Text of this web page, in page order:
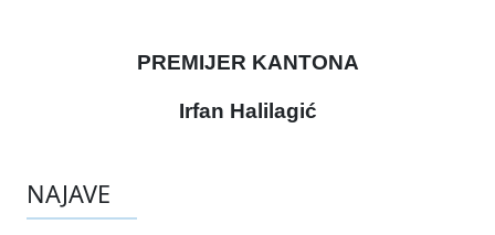
PREMIJER KANTONA
Irfan Halilagić
NAJAVE